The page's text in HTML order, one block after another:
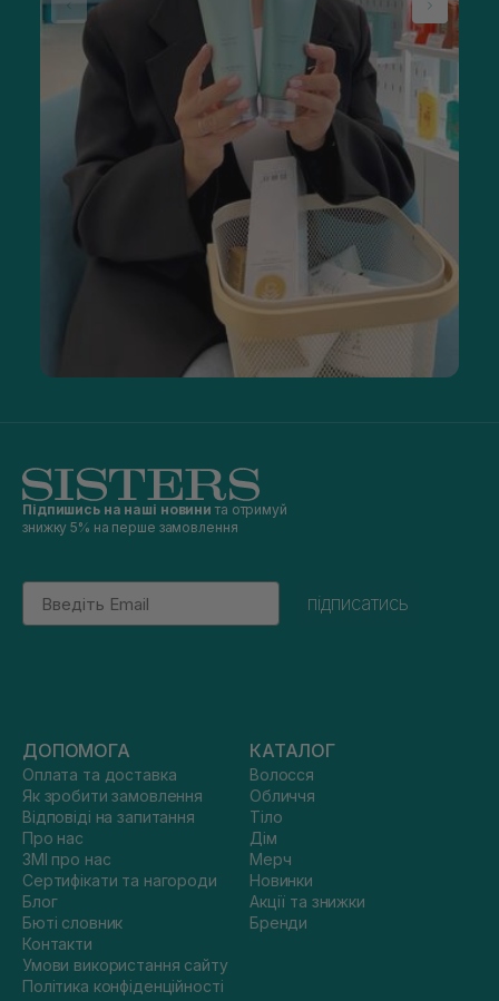
Підпишись на наші новини та отримуй
знижку 5% на перше замовлення
Email
підписатись
ДОПОМОГА
Оплата та доставка
Як зробити замовлення
Відповіді на запитання
Про нас
ЗМІ про нас
Сертифікати та нагороди
Блог
Бюті словник
Контакти
Умови використання сайту
Політика конфіденційності
КАТАЛОГ
Волосся
Обличчя
Тіло
Дім
Мерч
Новинки
Акції та знижки
Бренди